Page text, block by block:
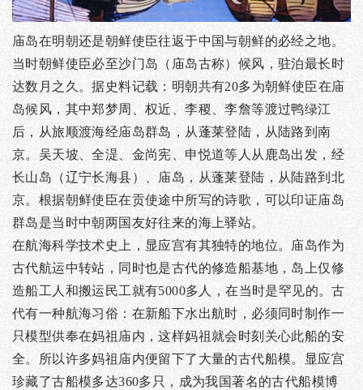
庙岛在明朝还是朝鲜使臣往返于中国与朝鲜的必经之地。
当时朝鲜使臣必至沙门岛（庙岛古称）候风，驻泊最长时
达数月之久。据史料记载：明朝共有20多为朝鲜使臣在庙
岛候风，其中郑梦周、权近、李稷、李詹等渡过鸭绿江
后，从旅顺渡海经庙岛群岛，从蓬莱登陆，从陆路到南
京。吴天坡、全湜、金尚宪、申悦道等人从鹿岛出发，经
长山岛（辽宁长海县）、庙岛，从蓬莱登陆，从陆路到北
京。根据朝鲜使臣在贡使途中所写的诗歌，可以印证庙岛
群岛是当时中朝两国友好往来的海上驿站。
在航海科学技术史上，显应宫有其独特的地位。庙岛作为
古代航运中转站，同时也是古代的修造船基地，岛上仅修
造船工人和搬运民工就有5000多人，在当时是罕见的。古
代有一种航海习俗：在新船下水出航时，必须同时制作一
只模型供奉在妈祖庙内，这样妈祖就会时刻关心此船的安
全。所以许多妈祖庙内便留下了大量的古代船模。显应宫
珍藏了古船模多达360多只，成为我国著名的古代船模博